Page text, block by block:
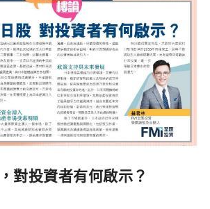
對投資者有何啟示？